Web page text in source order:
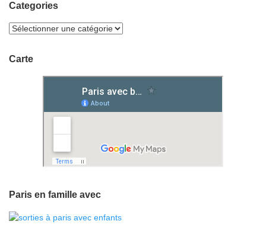
Categories
Carte
Paris en famille avec